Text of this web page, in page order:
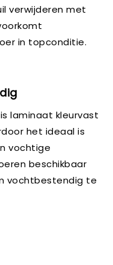
verwijderen met
in topconditie.
laminaat kleurvast
het ideaal is
vochtige
beschikbaar
vochtbestendig te